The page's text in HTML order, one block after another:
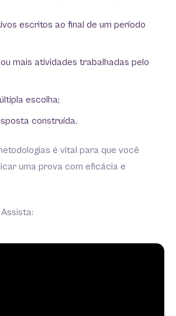
escritos ao final de um período
mais atividades trabalhadas pelo
escolha;
construída.
é vital para que você
uma prova com eficácia e